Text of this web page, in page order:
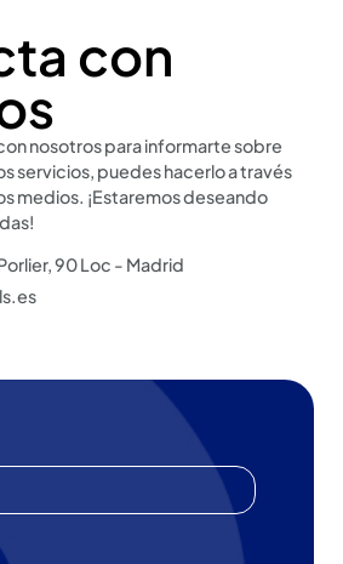
con
nosotros para informarte sobre
servicios, puedes hacerlo a través
medios. ¡Estaremos deseando
90 Loc - Madrid